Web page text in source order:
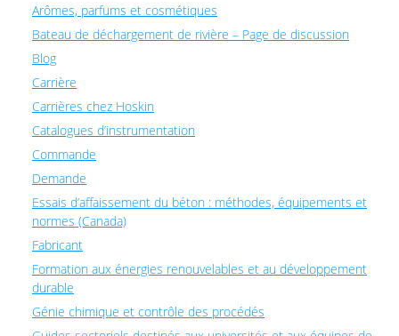
Arômes, parfums et cosmétiques
Bateau de déchargement de rivière – Page de discussion
Blog
Carrière
Carrières chez Hoskin
Catalogues d’instrumentation
Commande
Demande
Essais d’affaissement du béton : méthodes, équipements et
normes (Canada)
Fabricant
Formation aux énergies renouvelables et au développement
durable
Génie chimique et contrôle des procédés